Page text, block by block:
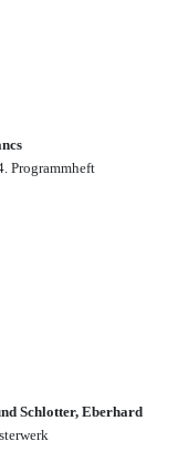
Programmheft
Schlotter, Eberhard